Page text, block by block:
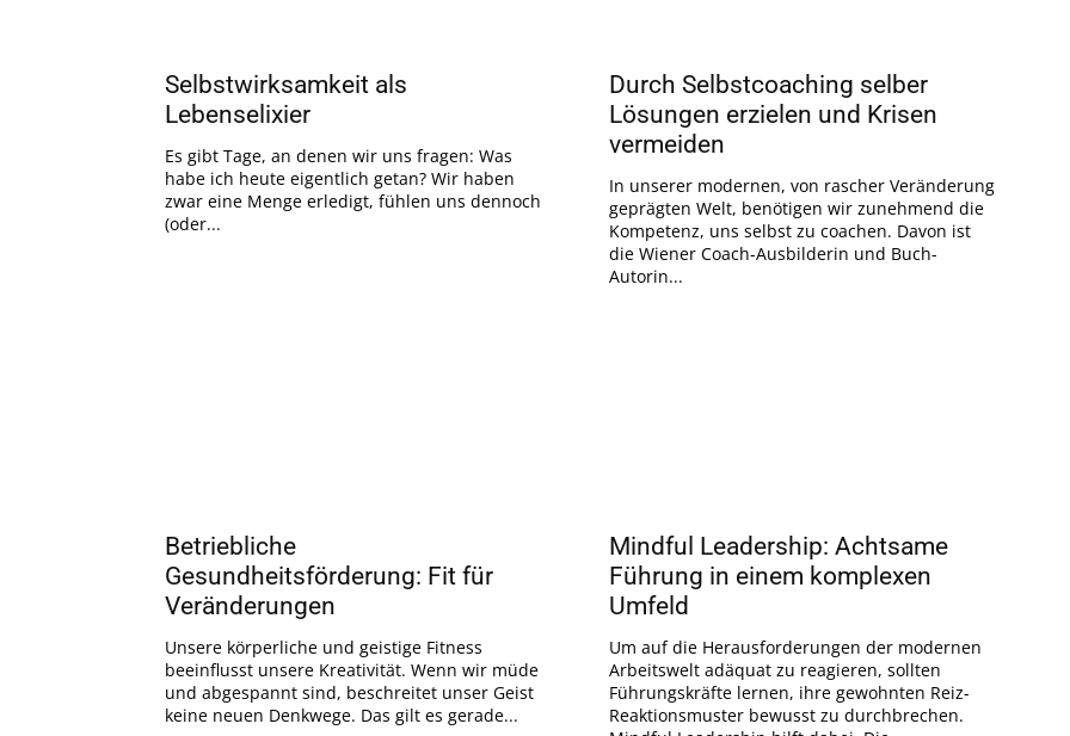
Selbstwirksamkeit als
Lebenselixier
Es gibt Tage, an denen wir uns fragen: Was
habe ich heute eigentlich getan? Wir haben
zwar eine Menge erledigt, fühlen uns dennoch
(oder...
Durch Selbstcoaching selber
Lösungen erzielen und Krisen
vermeiden
In unserer modernen, von rascher Veränderung
geprägten Welt, benötigen wir zunehmend die
Kompetenz, uns selbst zu coachen. Davon ist
die Wiener Coach-Ausbilderin und Buch-
Autorin...
Betriebliche
Gesundheitsförderung: Fit für
Veränderungen
Unsere körperliche und geistige Fitness
beeinflusst unsere Kreativität. Wenn wir müde
und abgespannt sind, beschreitet unser Geist
keine neuen Denkwege. Das gilt es gerade...
Mindful Leadership: Achtsame
Führung in einem komplexen
Umfeld
Um auf die Herausforderungen der modernen
Arbeitswelt adäquat zu reagieren, sollten
Führungskräfte lernen, ihre gewohnten Reiz-
Reaktionsmuster bewusst zu durchbrechen.